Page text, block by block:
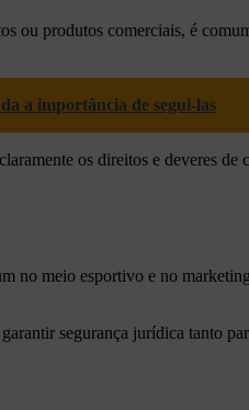
ou produtos comerciais, é
a importância de segui-las
os direitos e deveres
no meio esportivo e no
segurança jurídica tanto